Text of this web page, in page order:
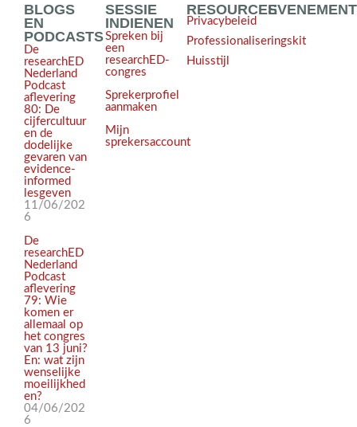
BLOGS
EN
PODCASTS
De
researchED
Nederland
Podcast
aflevering
80: De
cijfercultuur
en de
dodelijke
gevaren van
evidence-
informed
lesgeven
11/06/202
6
De
researchED
Nederland
Podcast
aflevering
79: Wie
komen er
allemaal op
het congres
van 13 juni?
En: wat zijn
wenselijke
moeilijkhed
en?
04/06/202
6
SESSIE
INDIENEN
Spreken bij
een
researchED-
congres
Sprekerprofiel
aanmaken
Mijn
sprekersaccount
RESOURCES
Privacybeleid
Professionaliseringskit
Huisstijl